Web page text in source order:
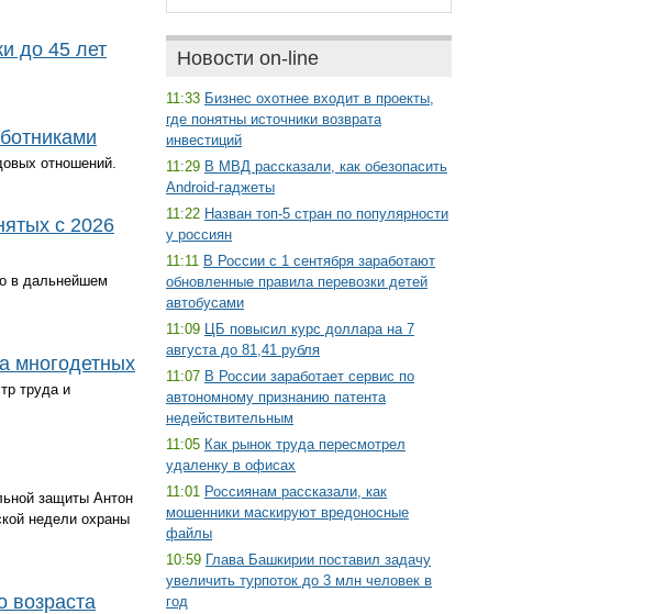
до 45 лет
отношений.
с 2026
в дальнейшем
многодетных
труда и
защиты Антон
недели охраны
возраста
Новости on-line
11:33 Бизнес охотнее входит в проекты,
где понятны источники возврата
инвестиций
11:29 В МВД рассказали, как обезопасить
Android-гаджеты
11:22 Назван топ-5 стран по популярности
у россиян
11:11 В России с 1 сентября заработают
обновленные правила перевозки детей
автобусами
11:09 ЦБ повысил курс доллара на 7
августа до 81,41 рубля
11:07 В России заработает сервис по
автономному признанию патента
недействительным
11:05 Как рынок труда пересмотрел
удаленку в офисах
11:01 Россиянам рассказали, как
мошенники маскируют вредоносные
файлы
10:59 Глава Башкирии поставил задачу
увеличить турпоток до 3 млн человек в
год